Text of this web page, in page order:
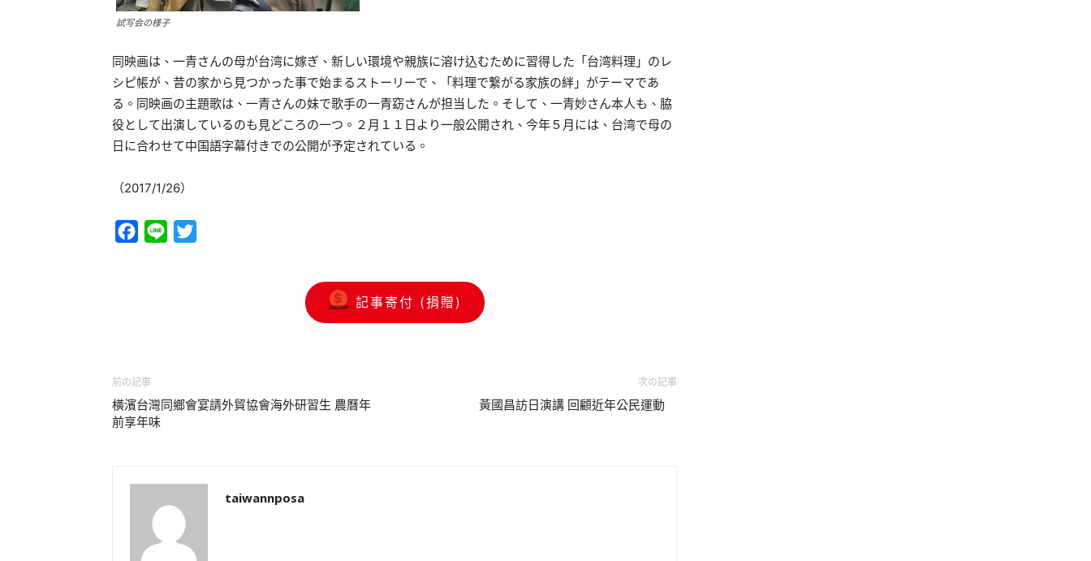
試写会の様子
同映画は、一青さんの母が台湾に嫁ぎ、新しい環境や親族に溶け込むために習得した「台湾料理」のレ
シピ帳が、昔の家から見つかった事で始まるストーリーで、「料理で繋がる家族の絆」がテーマであ
る。同映画の主題歌は、一青さんの妹で歌手の一青窈さんが担当した。そして、一青妙さん本人も、脇
役として出演しているのも見どころの一つ。２月１１日より一般公開され、今年５月には、台湾で母の
日に合わせて中国語字幕付きでの公開が予定されている。
（2017/1/26）
Facebook
Line
記事寄付 (捐贈)
前の記事
橫濱台灣同鄉會宴請外貿協會海外研習生 農曆年
前享年味
次の記事
黃國昌訪日演講 回顧近年公民運動
taiwannposa